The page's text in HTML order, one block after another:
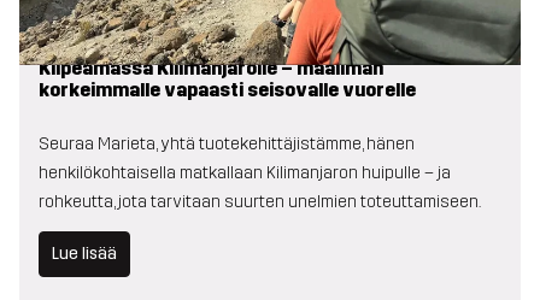
Kiipeämässä Kilimanjarolle – maailman
korkeimmalle vapaasti seisovalle vuorelle
Seuraa Marieta, yhtä tuotekehittäjistämme, hänen
henkilökohtaisella matkallaan Kilimanjaron huipulle – ja
rohkeutta, jota tarvitaan suurten unelmien toteuttamiseen.
Lue lisää